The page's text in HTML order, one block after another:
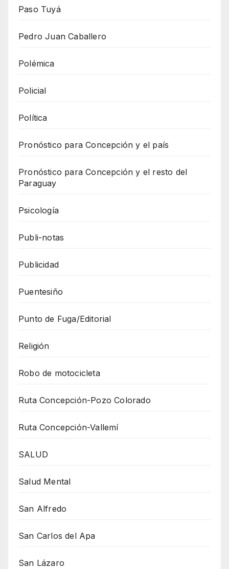
Paso Tuyá
Pedro Juan Caballero
Polémica
Policial
Política
Pronóstico para Concepción y el país
Pronóstico para Concepción y el resto del
Paraguay
Psicología
Publi-notas
Publicidad
Puentesiño
Punto de Fuga/Editorial
Religión
Robo de motocicleta
Ruta Concepción-Pozo Colorado
Ruta Concepción-Vallemí
SALUD
Salud Mental
San Alfredo
San Carlos del Apa
San Lázaro